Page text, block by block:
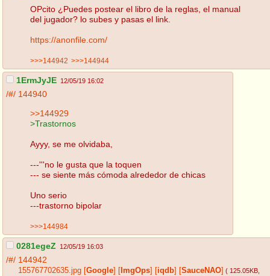
OPcito ¿Puedes postear el libro de la reglas, el manual
del jugador? lo subes y pasas el link.
https://anonfile.com/
>>>144942 >>>144944
1ErmJyJE 12/05/19 16:02
/#/ 144940
>>144929
>Trastornos
Ayyy, se me olvidaba,
---'''no le gusta que la toquen
--- se siente más cómoda alrededor de chicas
Uno serio
---trastorno bipolar
>>>144984
0281egeZ 12/05/19 16:03
/#/ 144942
155767702635.jpg Google ImgOps iqdb SauceNAO ( 125.05KB